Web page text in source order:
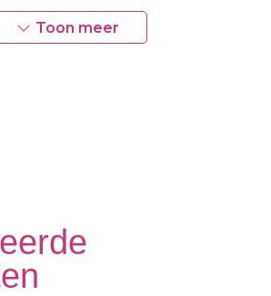
voor maximaal 1 week. Haal het
laat het op kamertemperatuur
Toon meer